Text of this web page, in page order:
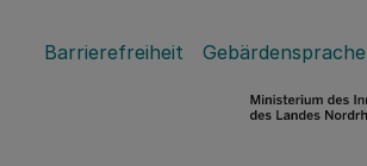
Barrierefreiheit Gebärdensprache